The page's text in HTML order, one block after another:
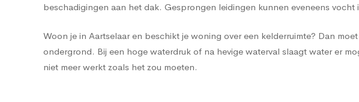
beschadigingen aan het dak. Gesprongen leidingen kunnen eveneens vocht
Woon je in Aartselaar en beschikt je woning over een kelderruimte? Dan
ondergrond. Bij een hoge waterdruk of na hevige waterval slaagt water er
niet meer werkt zoals het zou moeten.